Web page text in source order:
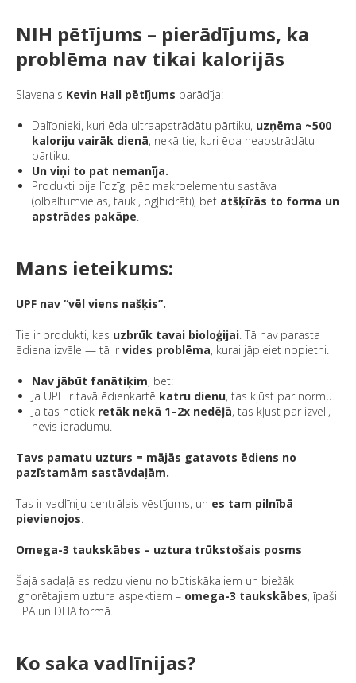
NIH pētījums – pierādījums, ka
problēma nav tikai kalorijās
Slavenais Kevin Hall pētījums parādīja:
Dalībnieki, kuri ēda ultraapstrādātu pārtiku, uzņēma ~500
kaloriju vairāk dienā, nekā tie, kuri ēda neapstrādātu
pārtiku.
Un viņi to pat nemanīja.
Produkti bija līdzīgi pēc makroelementu sastāva
(olbaltumvielas, tauki, ogļhidrāti), bet atšķīrās to forma un
apstrādes pakāpe.
Mans ieteikums:
UPF nav “vēl viens našķis”.
Tie ir produkti, kas uzbrūk tavai bioloģijai. Tā nav parasta
ēdiena izvēle — tā ir vides problēma, kurai jāpieiet nopietni.
Nav jābūt fanātiķim, bet:
Ja UPF ir tavā ēdienkartē katru dienu, tas kļūst par normu.
Ja tas notiek retāk nekā 1–2x nedēļā, tas kļūst par izvēli,
nevis ieradumu.
Tavs pamatu uzturs = mājās gatavots ēdiens no
pazīstamām sastāvdaļām.
Tas ir vadlīniju centrālais vēstījums, un es tam pilnībā
pievienojos.
Omega-3 taukskābes – uztura trūkstošais posms
Šajā sadaļā es redzu vienu no būtiskākajiem un biežāk
ignorētajiem uztura aspektiem – omega-3 taukskābes, īpaši
EPA un DHA formā.
Ko saka vadlīnijas?